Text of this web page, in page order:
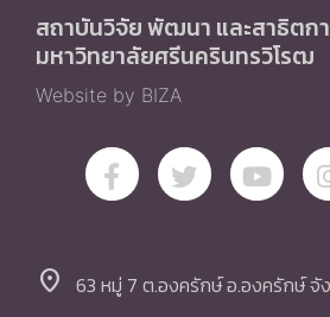
สถาบันวิจัย พัฒนา และสาธิตก
มหาวิทยาลัยศรีนครินทรวิโรฒ
Website by BIZA
location_on 63 หมู่ 7 ต.องครักษ์ อ.องครักษ์ จั